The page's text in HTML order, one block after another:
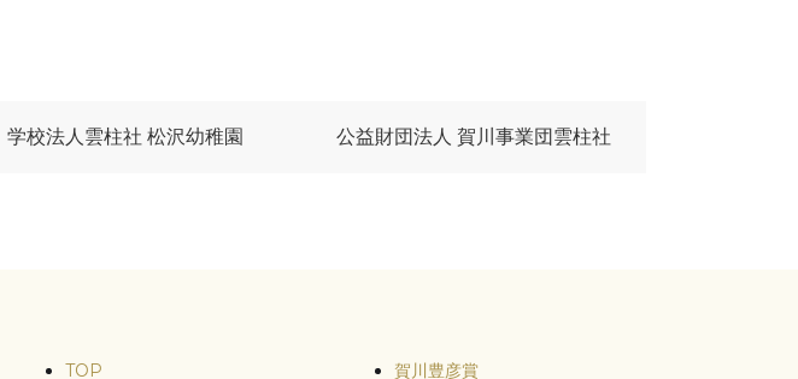
学校法人雲柱社 松沢幼稚園 公益財団法人 賀川事業団雲柱社
TOP
賀川豊彦賞